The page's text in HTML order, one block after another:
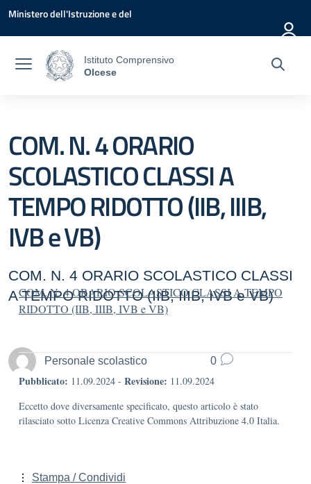
Ministero dell'Istruzione e del
Istituto Comprensivo
Olcese
COM. N. 4 ORARIO
SCOLASTICO CLASSI A
TEMPO RIDOTTO (IIB, IIIB,
IVB e VB)
COM. N. 4 ORARIO SCOLASTICO CLASSI
A TEMPO RIDOTTO (IIB, IIIB, IVB e VB)
Personale scolastico 0
COM. N. 4 ORARIO SCOLASTICO CLASSI A TEMPO
RIDOTTO (IIB, IIIB, IVB e VB)
Pubblicato: 11.09.2024 - Revisione: 11.09.2024
Eccetto dove diversamente specificato, questo articolo è stato
rilasciato sotto Licenza Creative Commons Attribuzione 4.0 Italia.
Stampa / Condividi